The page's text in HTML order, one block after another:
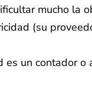
mucho la
(su
un contador